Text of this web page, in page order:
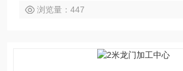
案，提供终身维护服务。
浏览量：447